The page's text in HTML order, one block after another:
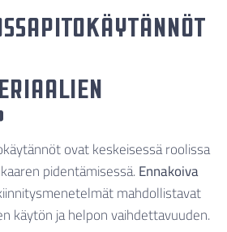
ovat keskeisessä roolissa
pidentämisessä.Ennakoiva
mahdollistavat
käytön ja helpon vaihdettavuuden.